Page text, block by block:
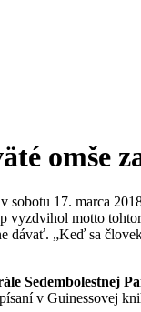
omše
sobotu 17. marca
motto
dávať. „Keď sa
Sedembolestnej
v Guinessovej